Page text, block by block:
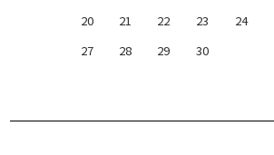
20
21 22 23 24
27
28 29 30